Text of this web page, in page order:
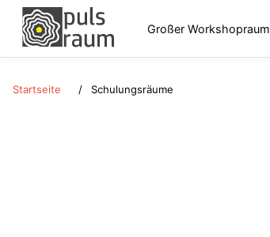
Großer Workshopraum
Startseite Schulungsräume